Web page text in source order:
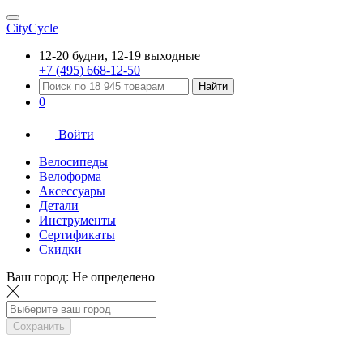
CityCycle
12-20 будни, 12-19 выходные
+7 (495) 668-12-50
Найти
0
Войти
Велосипеды
Велоформа
Аксессуары
Детали
Инструменты
Сертификаты
Скидки
Ваш город: Не определено
Сохранить